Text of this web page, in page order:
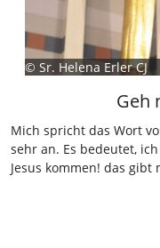
© Sr. Helena Erler CJ
Geh
Mich spricht das Wort
sehr an. Es bedeutet,
Jesus kommen! das